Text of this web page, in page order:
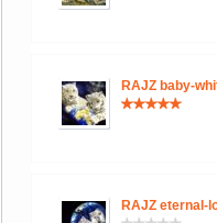
RAJZ baby-
RAJZ eternal-